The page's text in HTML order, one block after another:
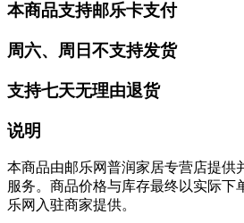
本商品支持邮乐卡支付
周六、周日不支持发货
支持七天无理由退货
说明
本商品由邮乐网普润家居专营店提供
服务。商品价格与库存最终以实际下
乐网入驻商家提供。